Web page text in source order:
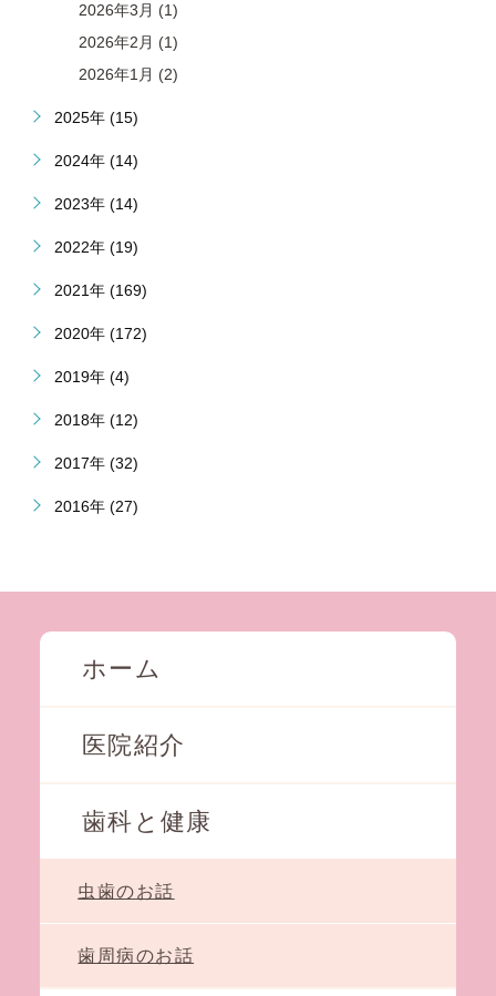
2026年3月 (1)
2026年2月 (1)
2026年1月 (2)
2025年 (15)
2024年 (14)
2023年 (14)
2022年 (19)
2021年 (169)
2020年 (172)
2019年 (4)
2018年 (12)
2017年 (32)
2016年 (27)
ホーム
医院紹介
歯科と健康
虫歯のお話
歯周病のお話